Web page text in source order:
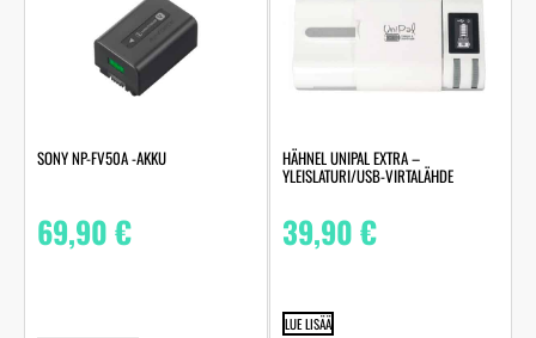
SONY NP-FV50A -AKKU
69,90€
HÄHNEL UNIPAL EXTRA –
YLEISLATURI/USB-VIRTALÄHDE
39,90€
LUE LISÄÄ